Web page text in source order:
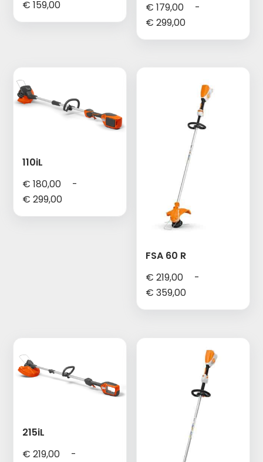
€ 159,00
€ 119,00
€ 179,00
-
€ 299,00
€ 179,00
110iL
€ 180,00
-
€ 299,00
€ 180,00
FSA 60 R
€ 219,00
-
€ 359,00
€ 219,00
215iL
€ 219,00
-